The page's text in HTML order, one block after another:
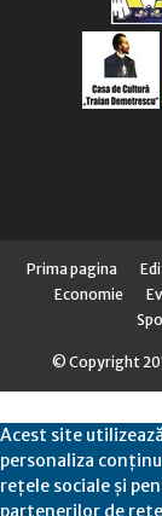
Prima pagina
Economie
© Copyright
Acest site
personaliza
rețele sociale și